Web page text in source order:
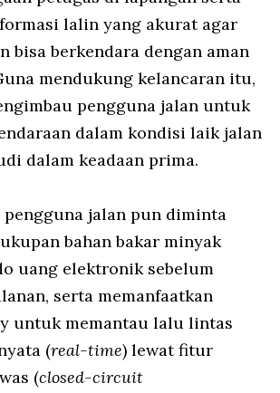
lalin yang akurat agar
bisa berkendara dengan aman
mendukung kelancaran itu,
pengguna jalan untuk
dalam kondisi laik jalan
dalam keadaan prima.
jalan pun diminta
bahan bakar minyak
uang elektronik sebelum
serta memanfaatkan
untuk memantau lalu lintas
(real-time) lewat fitur
(closed-circuit